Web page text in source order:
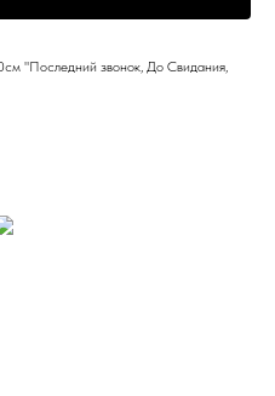
"Последний звонок, До Свидания,